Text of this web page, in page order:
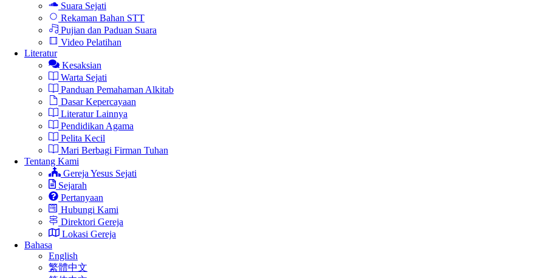
Suara Sejati
Rekaman Bahan STT
Pujian dan Paduan Suara
Video Pelatihan
Literatur
Kesaksian
Warta Sejati
Panduan Pemahaman Alkitab
Dasar Kepercayaan
Literatur Lainnya
Pendidikan Agama
Pelita Kecil
Mari Berbagi Firman Tuhan
Tentang Kami
Gereja Yesus Sejati
Sejarah
Pertanyaan
Hubungi Kami
Direktori Gereja
Lokasi Gereja
Bahasa
English
繁體中文